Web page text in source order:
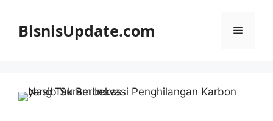
BisnisUpdate.com Menu